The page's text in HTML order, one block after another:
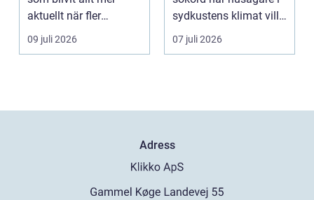
aktuellt när fler
fastighetsägare vill
kombine...
09 juli 2026
sydkustens klimat vill
hitta ett smar...
07 juli 2026
Adress